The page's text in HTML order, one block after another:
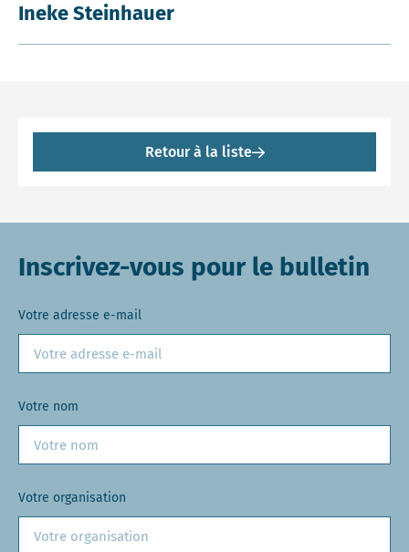
Ineke Steinhauer
Retour à la liste
Inscrivez-vous pour le bulletin
Votre adresse e-mail
Votre nom
Votre organisation